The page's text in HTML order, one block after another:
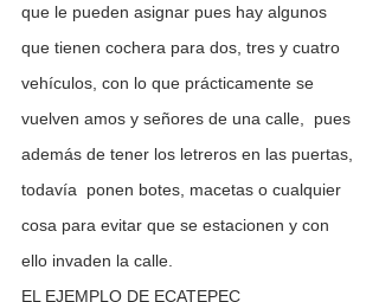
que le pueden asignar pues hay algunos
que tienen cochera para dos, tres y cuatro
vehículos, con lo que prácticamente se
vuelven amos y señores de una calle,  pues
además de tener los letreros en las puertas,
todavía  ponen botes, macetas o cualquier
cosa para evitar que se estacionen y con
ello invaden la calle.
EL EJEMPLO DE ECATEPEC